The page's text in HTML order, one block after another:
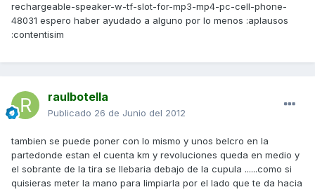
rechargeable-speaker-w-tf-slot-for-mp3-mp4-pc-cell-phone-
48031 espero haber ayudado a alguno por lo menos :aplausos
:contentisim
raulbotella
Publicado 26 de Junio del 2012
tambien se puede poner con lo mismo y unos belcro en la
partedonde estan el cuenta km y revoluciones queda en medio y
el sobrante de la tira se llebaria debajo de la cupula ......como si
quisieras meter la mano para limpiarla por el lado que te da hacia